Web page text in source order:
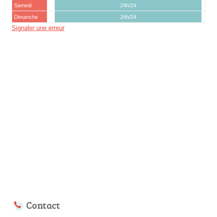
Samedi
24h/24
Dimanche
24h/24
Signaler une erreur
Contact